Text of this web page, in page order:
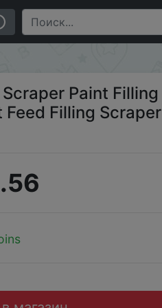
Knife for Plaster
Paint Filling
Filling Scraper